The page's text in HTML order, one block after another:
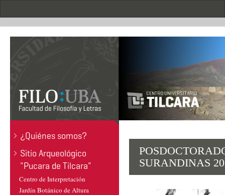
.
¿Quiénes somos?
Sitio Arqueológico
"Pucara de Tilcara"
Centro de Interpretación
Jardín Botánico de Altura
SURANDINAS